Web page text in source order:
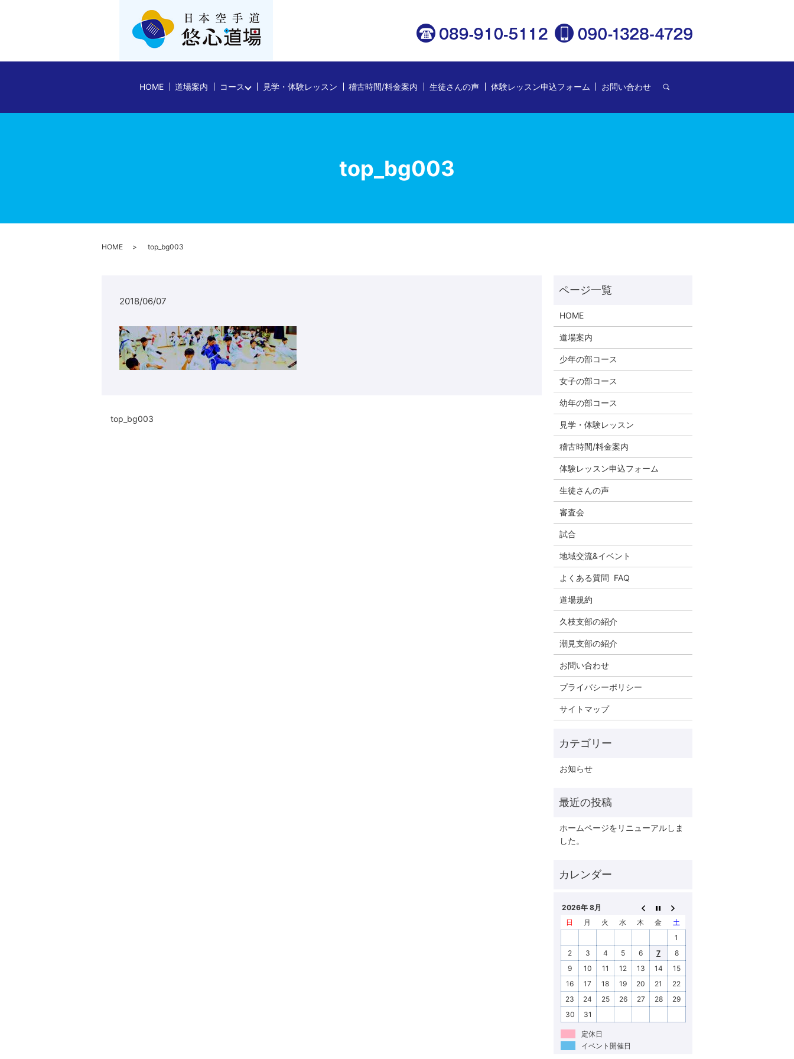
HOME 道場案内 コース 見学・体験レッスン 稽古時間/料金案内 生徒さんの声 体験レッスン申込フォーム お問い合わせ search
top_bg003
HOME top_bg003
2018/06/07
top_bg003
HOME
道場案内
少年の部コース
女子の部コース
幼年の部コース
見学・体験レッスン
稽古時間/料金案内
体験レッスン申込フォーム
生徒さんの声
審査会
試合
地域交流&イベント
よくある質問 FAQ
道場規約
久枝支部の紹介
潮見支部の紹介
お問い合わせ
プライバシーポリシー
サイトマップ
お知らせ
ホームページをリニューアルしま
した。
2026年 8月
日
月 火 水 木 金
土
1
2
3 4 5 6 7
8
9
10 11 12 13 14
15
16
17 18 19 20 21
22
23
24 25 26 27 28
29
30
31
定休日
イベント開催日